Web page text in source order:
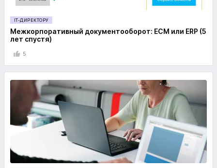
IT-ДИРЕКТОРУ
Межкорпоративный документооборот: ECM или ERP (5
лет спустя)
5